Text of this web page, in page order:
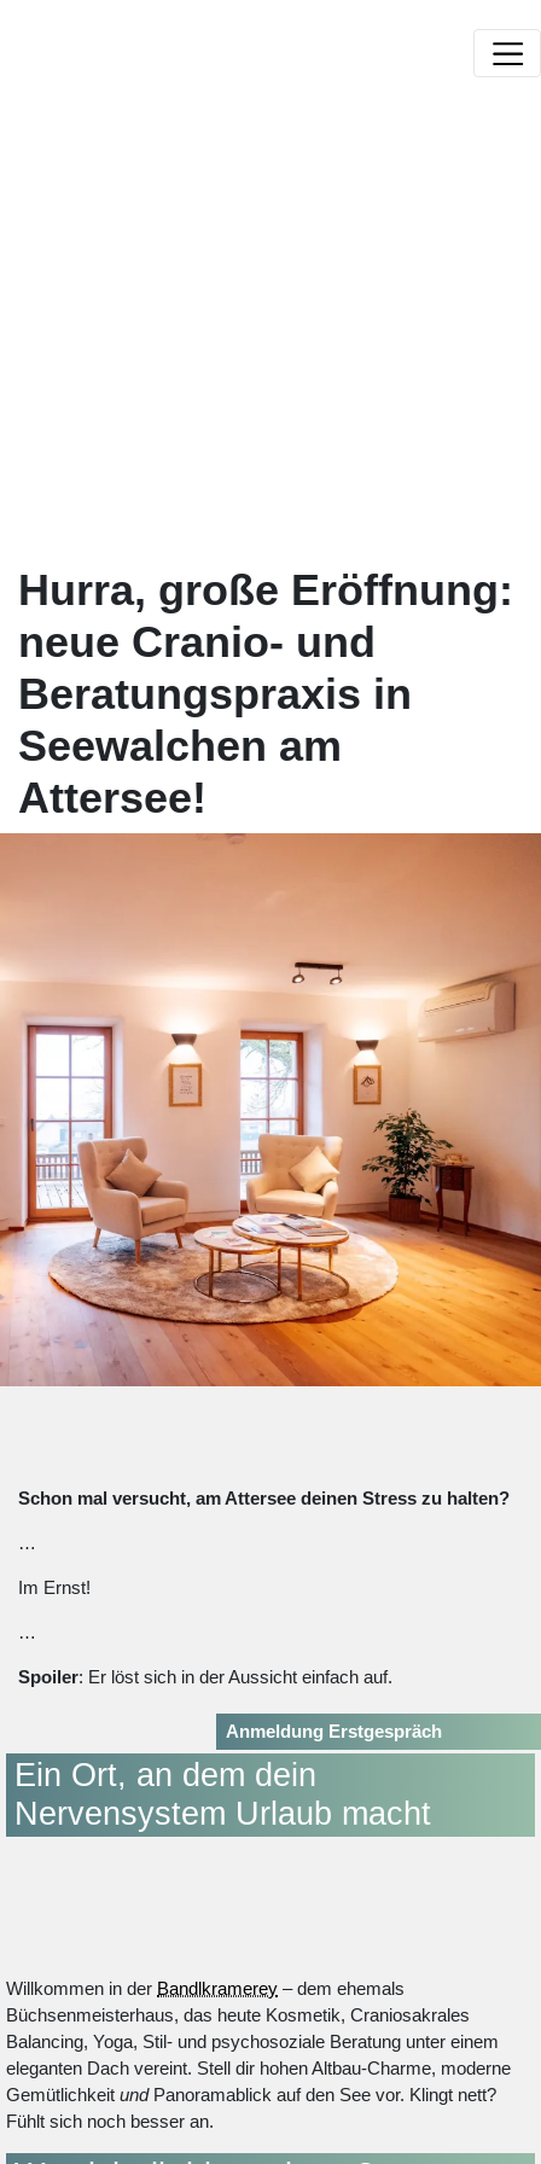
Hurra, große Eröffnung:
neue Cranio- und
Beratungspraxis in
Seewalchen am
Attersee!
Schon mal versucht, am Attersee deinen Stress zu halten?
…
Im Ernst!
…
Spoiler: Er löst sich in der Aussicht einfach auf.
Anmeldung Erstgespräch
Ein Ort, an dem dein
Nervensystem Urlaub macht
Willkommen in der Bandlkramerey – dem ehemals
Büchsenmeisterhaus, das heute Kosmetik, Craniosakrales
Balancing, Yoga, Stil- und psychosoziale Beratung unter einem
eleganten Dach vereint. Stell dir hohen Altbau-Charme, moderne
Gemütlichkeit und Panoramablick auf den See vor. Klingt nett?
Fühlt sich noch besser an.